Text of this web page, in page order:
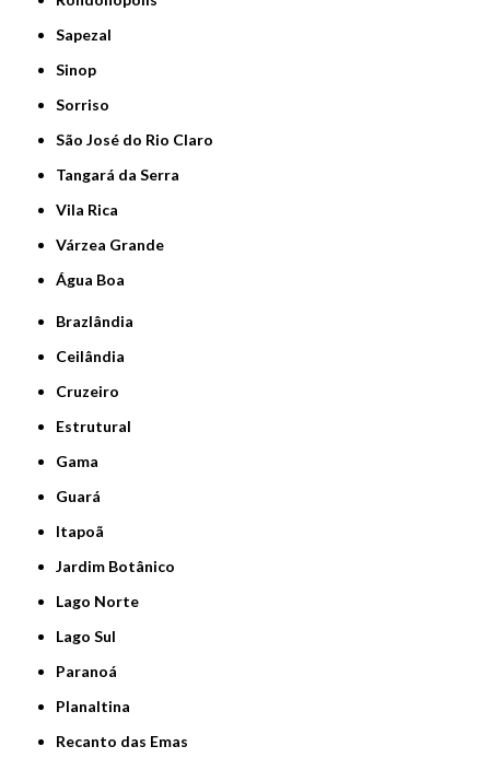
Sapezal
Sinop
Sorriso
São José do Rio Claro
Tangará da Serra
Vila Rica
Várzea Grande
Água Boa
Brazlândia
Ceilândia
Cruzeiro
Estrutural
Gama
Guará
Itapoã
Jardim Botânico
Lago Norte
Lago Sul
Paranoá
Planaltina
Recanto das Emas